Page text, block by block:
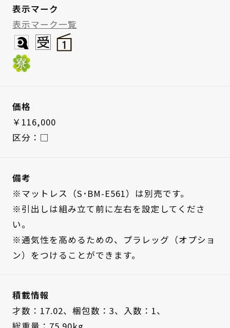
表示マーク
表示マーク一覧
価格
￥116,000
区分：□
備考
※マットレス（S･BM-E561）は別売です。
※引出しは組み立て前に左右を設定してくださ
い。
※通気性を高めるための、プラレッグ（オプショ
ン）をつけることができます。
積載情報
才数：17.02、 梱包数：3、 入数：1、